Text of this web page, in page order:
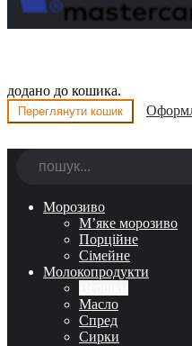
додано до кошика.
Переглянути кошик
Морозиво
М’яке морозиво
Порційне
Сімейне
Молокопродукти
Масло
Спред
Сирки